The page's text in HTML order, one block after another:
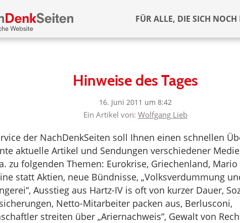
FÜR ALLE, DIE SICH
Hinweise des Tages
16. Juni 2011 um 8:42
Ein Artikel von: Wolfgang Lieb
der NachDenkSeiten soll Ihnen einen schnellen
aktuelle Artikel und Sendungen verschiedener
zu folgenden Themen: Eurokrise, Griechenland, Mario
statt Aktien, neue Bündnisse, „Volksverdummung
Ausstieg aus Hartz-IV is oft von kurzer Dauer,
Netto-Mitarbeiter packen aus, Berlusconi,
streiten über „Ariernachweis“, Gewalt von